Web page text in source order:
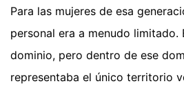
Para las mujeres de esa
personal era a menudo limitado.
dominio, pero dentro de ese
representaba el único territorio